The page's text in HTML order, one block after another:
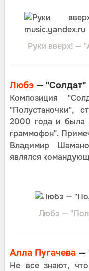
Руки вверх! —
Любэ — "Солдат"
Композиция
"Полустаночки",
2000 года и была
граммофон".
Владимир
являлся
Любэ —
Алла Пугачева —
Не все знают,